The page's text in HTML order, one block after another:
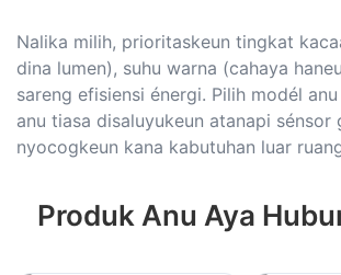
Nalika milih, prioritaskeun tingkat
dina lumen), suhu warna (cahaya
sareng efisiensi énergi. Pilih modél
anu tiasa disaluyukeun atanapi sénsor
nyocogkeun kana kabutuhan luar
Produk Anu Aya